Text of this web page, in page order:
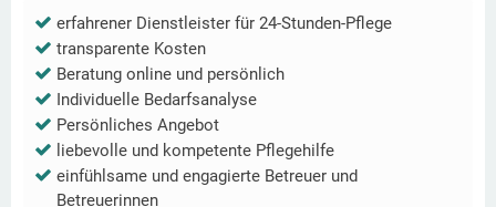
erfahrener Dienstleister für 24-Stunden-Pflege
transparente Kosten
Beratung online und persönlich
Individuelle Bedarfsanalyse
Persönliches Angebot
liebevolle und kompetente Pflegehilfe
einfühlsame und engagierte Betreuer und
Betreuerinnen